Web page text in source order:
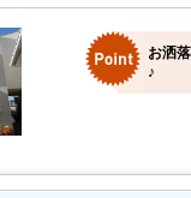
お洒
♪